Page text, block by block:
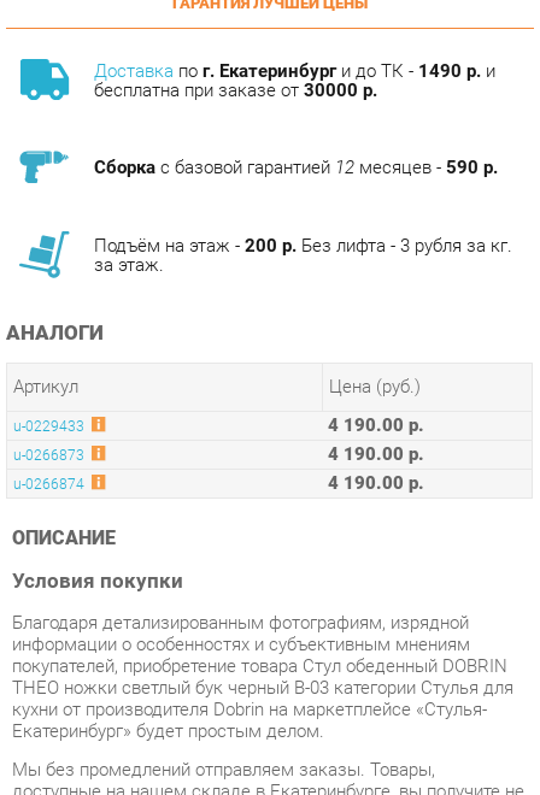
по г. Екатеринбурги до ТК -
бесплатна при заказе от30000 р.
с базовой гарантией месяцев -
Подъём на этаж - 200 р.
Без лифта - 3 рубля за кг.
АНАЛОГИ
u-0266873 4 190.00 р.
ОПИСАНИЕ
Условия покупки
Благодаря детализированным фотографиям, изрядной
покупателей, приобретение товара Стул обеденный DOBRIN
кухни от производителя Dobrin на маркетплейсе «Стулья-
Екатеринбург» будет простым делом.
Мы без промедлений отправляем заказы. Товары,
доступные на нашем складе в Екатеринбурге, вы получите не
позднее 48-ми часов с момента оформления заказа.
Время доставки в дальние регионы и товары со складов
производителей требуют индивидуального учета. Вы можете